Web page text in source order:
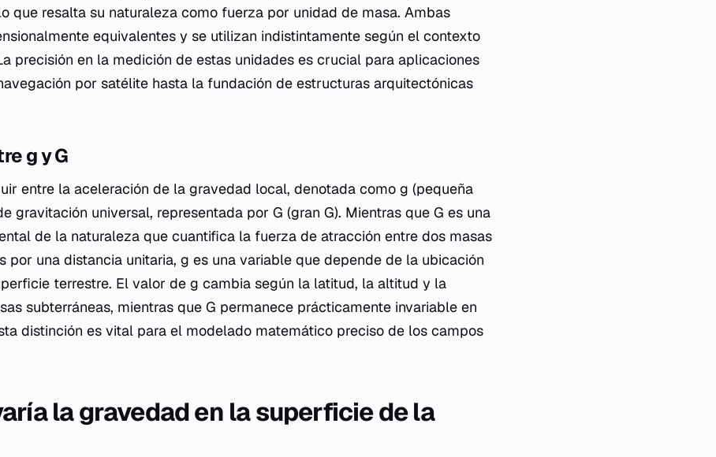
que resalta su naturaleza como fuerza por unidad de masa. Ambas
equivalentes y se utilizan indistintamente según el contexto
precisión en la medición de estas unidades es crucial para aplicaciones
por satélite hasta la fundación de estructuras arquitectónicas
gyG
entre la aceleración de la gravedad local, denotada como g (pequeña
gravitación universal, representada por G (gran G). Mientras que G es una
de la naturaleza que cuantifica la fuerza de atracción entre dos masas
por una distancia unitaria, g es una variable que depende de la ubicación
terrestre. El valor de g cambia según la latitud, la altitud y la
subterráneas, mientras que G permanece prácticamente invariable en
distinción es vital para el modelado matemático preciso de los campos
la gravedad en la superficie de la